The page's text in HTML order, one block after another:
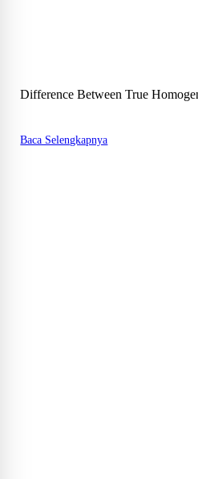
Difference Between True
Baca Selengkapnya